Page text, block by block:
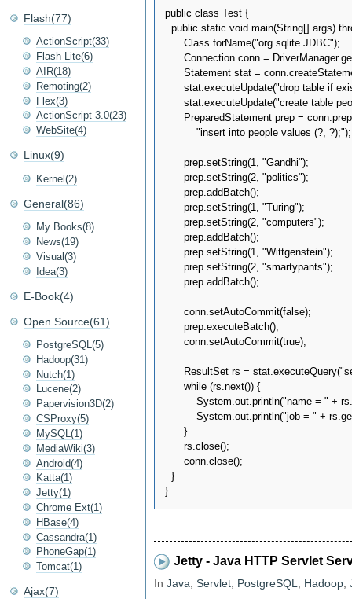
public class Test {
public static void main(String[] args)
      Class.forName("org.sqlite.JDBC");
Connection conn =
Statement stat =
stat.executeUpdate("drop table if
stat.executeUpdate("create table
PreparedStatement prep =
          "insert into people values (?, ?);");
      prep.setString(1, "Gandhi");
      prep.setString(2, "politics");
      prep.addBatch();
      prep.setString(1, "Turing");
      prep.setString(2, "computers");
      prep.addBatch();
      prep.setString(1, "Wittgenstein");
      prep.setString(2, "smartypants");
      prep.addBatch();
      conn.setAutoCommit(false);
      prep.executeBatch();
      conn.setAutoCommit(true);
ResultSet rs =
      while (rs.next()) {
System.out.println("name = " +
System.out.println("job = " +
      }
      rs.close();
      conn.close();
  }
}
Jetty - Java HTTP Servlet
In Java Servlet PostgreSQL Hadoop
Flash(77)
ActionScript(33)
Flash Lite(6)
AIR(18)
Remoting(2)
Flex(3)
ActionScript 3.0(23)
WebSite(4)
Linux(9)
Kernel(2)
General(86)
My Books(8)
News(19)
Visual(3)
Idea(3)
E-Book(4)
Open Source(61)
PostgreSQL(5)
Hadoop(31)
Nutch(1)
Lucene(2)
Papervision3D(2)
CSProxy(5)
MySQL(1)
MediaWiki(3)
Android(4)
Katta(1)
Jetty(1)
Chrome Ext(1)
HBase(4)
Cassandra(1)
PhoneGap(1)
Tomcat(1)
Ajax(7)